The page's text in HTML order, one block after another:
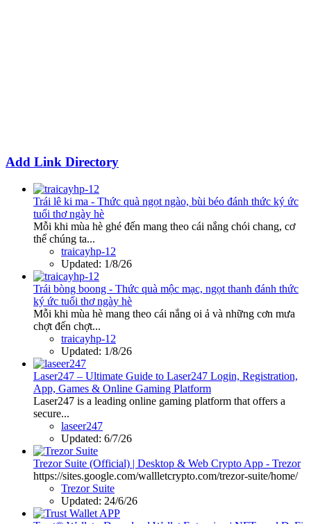
Add Link Directory
Trái lê ki ma - Thức quà ngọt ngào, bùi béo đánh thức ký ức
tuổi thơ ngày hè
Mỗi khi mùa hè ghé đến mang theo cái nắng chói chang, cơ
thể chúng ta...
traicayhp-12
Updated: 1/8/26
Trái bòng boong - Thức quà mộc mạc, ngọt thanh đánh thức
ký ức tuổi thơ ngày hè
Mỗi khi mùa hè mang theo cái nắng oi ả và những cơn mưa
chợt đến chợt...
traicayhp-12
Updated: 1/8/26
Laser247 – Ultimate Guide to Laser247 Login, Registration,
App, Games & Online Gaming Platform
Laser247 is a leading online gaming platform that offers a
secure...
laseer247
Updated: 6/7/26
Trezor Suite (Official) | Desktop & Web Crypto App - Trezor
https://sites.google.com/wallletcrypto.com/trezor-suite/home/
Trezor Suite
Updated: 24/6/26